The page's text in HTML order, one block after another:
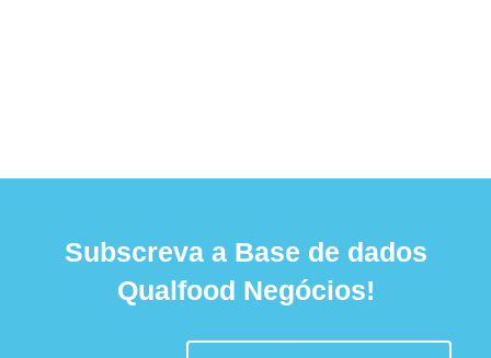
Subscreva a Base de dados
Qualfood Negócios!